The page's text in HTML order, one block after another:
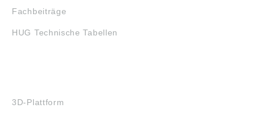
Fachbeiträge
HUG Technische Tabellen
3D-Plattform